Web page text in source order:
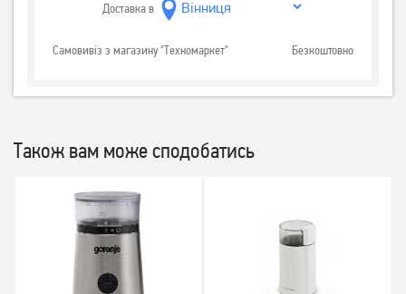
Доставка в
Самовивіз з магазину "Техномаркет" Безкоштовно
Також вам може сподобатись